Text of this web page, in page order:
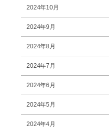
2024年10月
2024年9月
2024年8月
2024年7月
2024年6月
2024年5月
2024年4月